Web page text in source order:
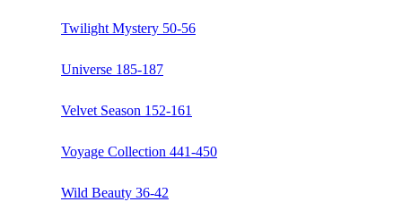
Twilight Mystery 50-56
Universe 185-187
Velvet Season 152-161
Voyage Collection 441-450
Wild Beauty 36-42